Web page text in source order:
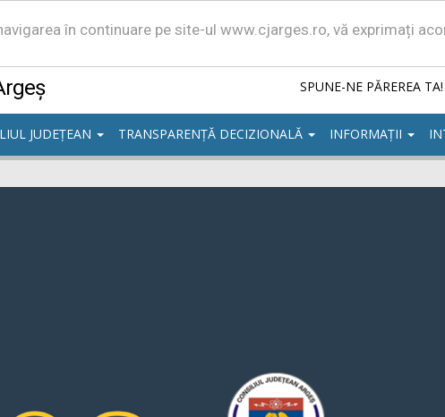
în continuare pe site-ul www.cjarges.ro, vă exprimați
SPUNE-NE PĂREREA TA!
JUDEȚEAN TRANSPARENȚĂ DECIZIONALĂ INFORMAȚII